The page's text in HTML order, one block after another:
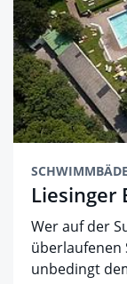
Liesinger
Wer auf der
überlaufenen
unbedingt